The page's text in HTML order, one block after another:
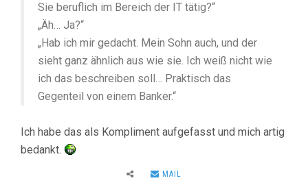
Sie beruflich im Bereich der IT tätig?“
„Äh… Ja?“
„Hab ich mir gedacht. Mein Sohn auch, und der
sieht ganz ähnlich aus wie sie. Ich weiß nicht wie
ich das beschreiben soll… Praktisch das
Gegenteil von einem Banker.“
Ich habe das als Kompliment aufgefasst und mich artig
bedankt.
MAIL